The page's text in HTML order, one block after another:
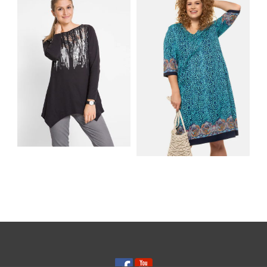
AKCESORIA, KTÓRE
MUSISZ MIEĆ
MATERIAŁY I KROJE
NA LATO